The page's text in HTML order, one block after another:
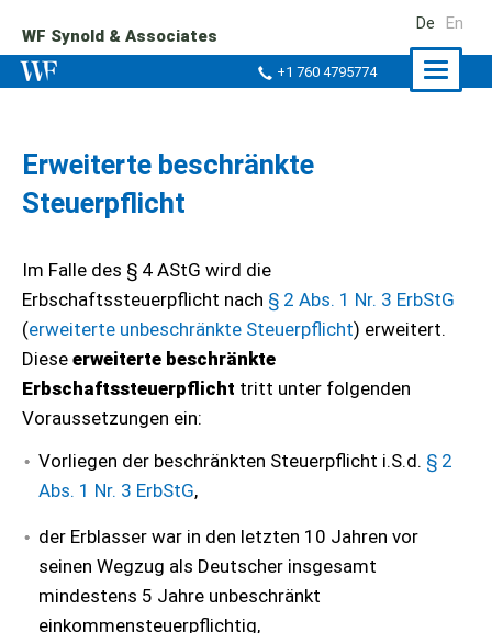
WF Synold & Associates
+1 760 4795774
De En
Erweiterte beschränkte
Steuerpflicht
Im Falle des § 4 AStG wird die
Erbschaftssteuerpflicht nach § 2 Abs. 1 Nr. 3 ErbStG
(erweiterte unbeschränkte Steuerpflicht) erweitert.
Diese erweiterte beschränkte
Erbschaftssteuerpflicht tritt unter folgenden
Voraussetzungen ein:
Vorliegen der beschränkten Steuerpflicht i.S.d. § 2
Abs. 1 Nr. 3 ErbStG,
der Erblasser war in den letzten 10 Jahren vor
seinen Wegzug als Deutscher insgesamt
mindestens 5 Jahre unbeschränkt
einkommensteuerpflichtig,